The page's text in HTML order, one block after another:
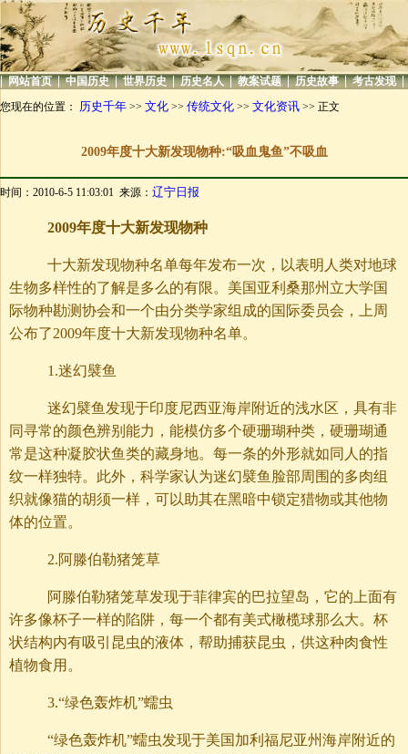
| 网站首页 | 中国历史 | 世界历史 | 历史名人 | 教案试题 | 历史故事 | 考古发现 |
您现在的位置： 历史千年 >> 文化 >> 传统文化 >> 文化资讯 >> 正文
2009年度十大新发现物种:“吸血鬼鱼”不吸血
时间：2010-6-5 11:03:01 来源： 辽宁日报
2009年度十大新发现物种
十大新发现物种名单每年发布一次，以表明人类对地球
生物多样性的了解是多么的有限。美国亚利桑那州立大学国
际物种勘测协会和一个由分类学家组成的国际委员会，上周
公布了2009年度十大新发现物种名单。
1.迷幻襞鱼
迷幻襞鱼发现于印度尼西亚海岸附近的浅水区，具有非
同寻常的颜色辨别能力，能模仿多个硬珊瑚种类，硬珊瑚通
常是这种凝胶状鱼类的藏身地。每一条的外形就如同人的指
纹一样独特。此外，科学家认为迷幻襞鱼脸部周围的多肉组
织就像猫的胡须一样，可以助其在黑暗中锁定猎物或其他物
体的位置。
2.阿滕伯勒猪笼草
阿滕伯勒猪笼草发现于菲律宾的巴拉望岛，它的上面有
许多像杯子一样的陷阱，每一个都有美式橄榄球那么大。杯
状结构内有吸引昆虫的液体，帮助捕获昆虫，供这种肉食性
植物食用。
3.“绿色轰炸机”蠕虫
“绿色轰炸机”蠕虫发现于美国加利福尼亚州海岸附近的